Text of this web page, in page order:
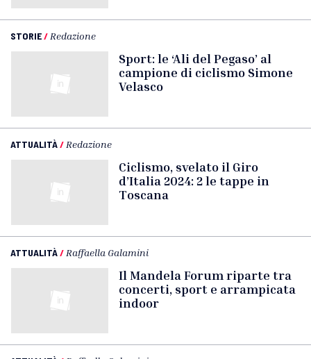
STORIE/ Redazione
Sport: le ‘Ali del Pegaso’ al
campione di ciclismo Simone
Velasco
ATTUALITÀ/ Redazione
Ciclismo, svelato il Giro
d’Italia 2024: 2 le tappe in
Toscana
ATTUALITÀ/ Raffaella Galamini
Il Mandela Forum riparte tra
concerti, sport e arrampicata
indoor